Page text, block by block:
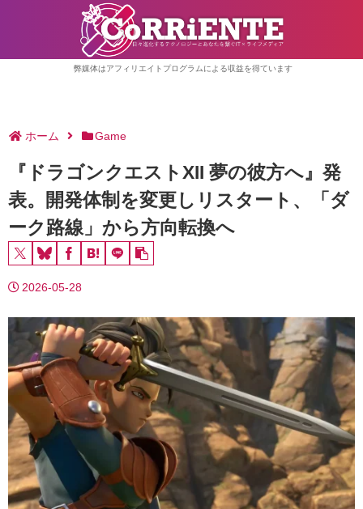
弊媒体はアフィリエイトプログラムによる収益を得ています
ホーム Game
『ドラゴンクエストXII 夢の彼方へ』発
表。開発体制を変更しリスタート、「ダ
ーク路線」から方向転換へ
2026-05-28